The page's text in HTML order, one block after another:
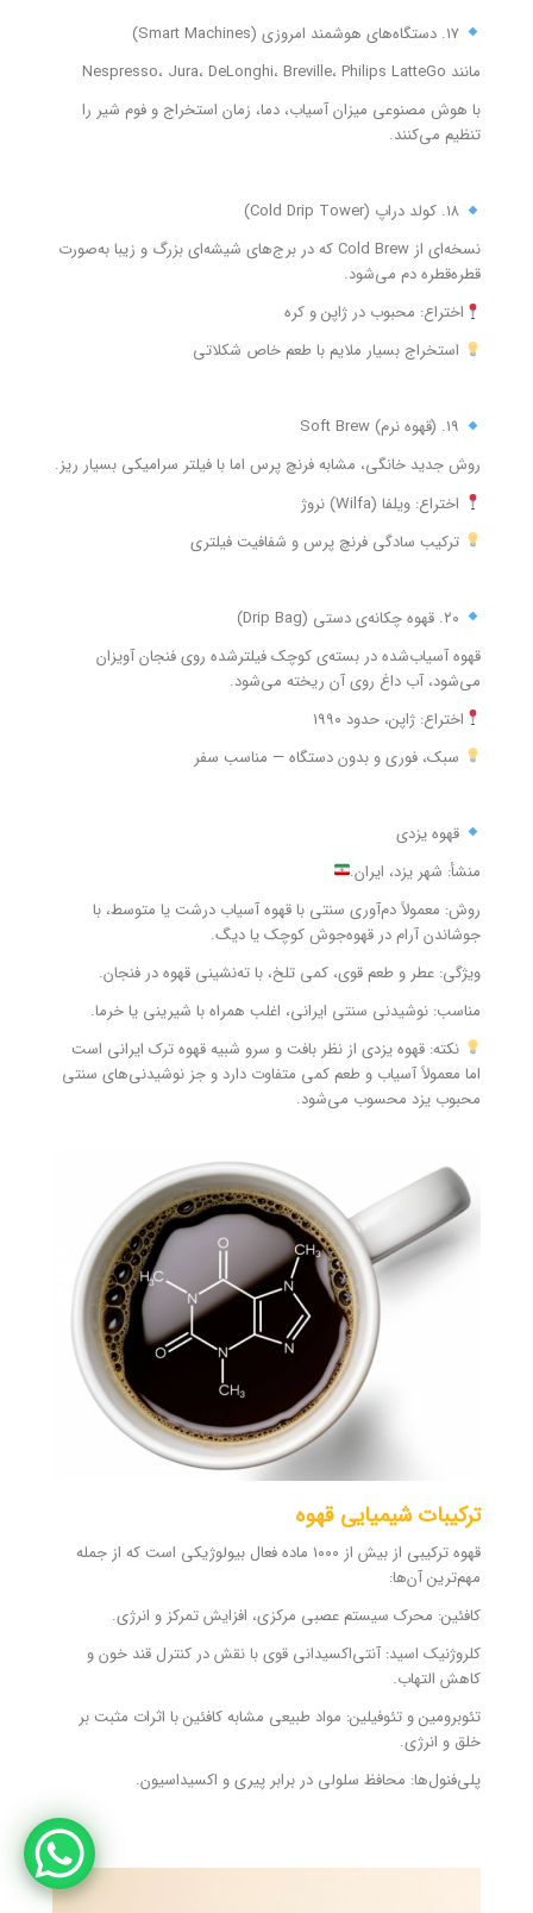
۱۷. دستگاه‌های هوشمند امروزی (Smart Machines)
مانند Nespresso، Jura، DeLonghi، Breville، Philips LatteGo
با هوش مصنوعی میزان آسیاب، دما، زمان استخراج و فوم شیر را
تنظیم می‌کنند.
۱۸. کولد دراپ (Cold Drip Tower)
نسخه‌ای از Cold Brew که در برج‌های شیشه‌ای بزرگ و زیبا به‌صورت
قطره‌قطره دم می‌شود.
اختراع: محبوب در ژاپن و کره
استخراج بسیار ملایم با طعم خاص شکلاتی
روش جدید خانگی، مشابه فرنچ پرس اما با فیلتر سرامیکی بسیار ریز.
اختراع: ویلفا (Wilfa) نروژ
ترکیب سادگی فرنچ پرس و شفافیت فیلتری
قهوه آسیاب‌شده در بسته‌ی کوچک فیلترشده روی فنجان آویزان
می‌شود، آب داغ روی آن ریخته می‌شود.
اختراع: ژاپن، حدود ۱۹۹۰
سبک، فوری و بدون دستگاه — مناسب سفر
قهوه یزدی
منشأ: شهر یزد، ایران.
روش: معمولاً دم‌آوری سنتی با قهوه آسیاب درشت یا متوسط، با
جوشاندن آرام در قهوه‌جوش کوچک یا دیگ.
ویژگی: عطر و طعم قوی، کمی تلخ، با ته‌نشینی قهوه در فنجان.
مناسب: نوشیدنی سنتی ایرانی، اغلب همراه با شیرینی یا خرما.
نکته: قهوه یزدی از نظر بافت و سرو شبیه قهوه ترک ایرانی است
اما معمولاً آسیاب و طعم کمی متفاوت دارد و جز نوشیدنی‌های سنتی
محبوب یزد محسوب می‌شود.
ترکیبات شیمیایی قهوه
قهوه ترکیبی از بیش از ۱۰۰۰ ماده فعال بیولوژیکی است که از جمله
مهم‌ترین آن‌ها:
کافئین: محرک سیستم عصبی مرکزی، افزایش تمرکز و انرژی.
کلروژنیک اسید: آنتی‌اکسیدانی قوی با نقش در کنترل قند خون و
کاهش التهاب.
تئوبرومین و تئوفیلین: مواد طبیعی مشابه کافئین با اثرات مثبت بر
خلق و انرژی.
پلی‌فنول‌ها: محافظ سلولی در برابر پیری و اکسیداسیون.